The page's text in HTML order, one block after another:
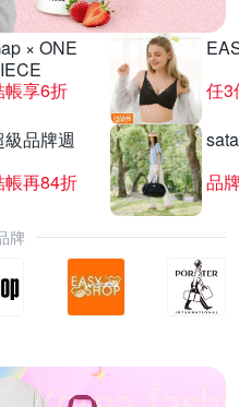
× ONE
帳享6折
任3
級品牌週
帳再84折
品
牌